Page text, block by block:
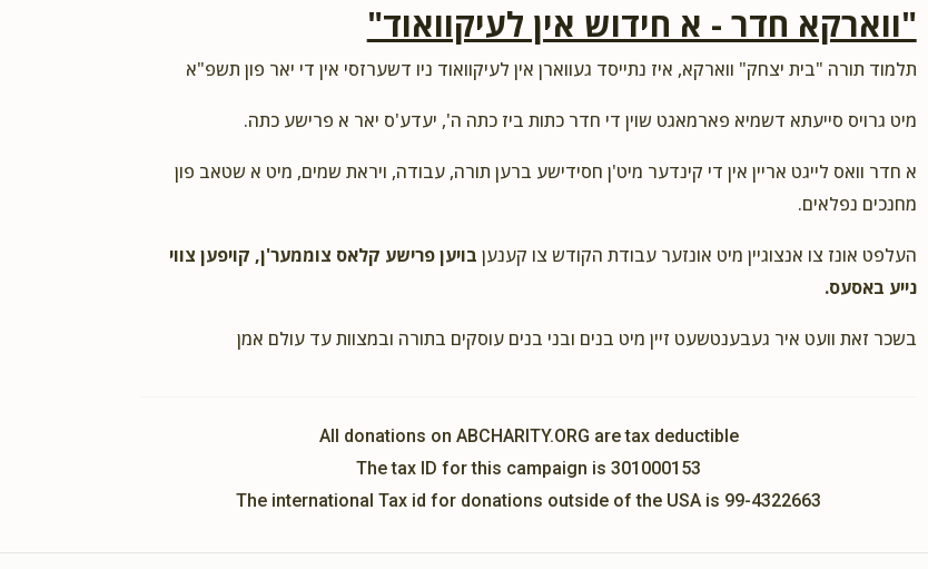
Meir Roseenblaumהרב ר' יוסף בנימין בריסק
$18.00
"ווארקא חדר - א חידוש אין לעיקוואוד"
תלמוד תורה "בית יצחק" ווארקא, איז נתייסד געווארן אין לעיקוואוד ניו דשערזסי אין די יאר פון תשפ"א
מיט גרויס סייעתא דשמיא פארמאגט שוין די חדר כתות ביז כתה ה', יעדע'ס יאר א פרישע כתה.
א חדר וואס לייגט אריין אין די קינדער מיט'ן חסידישע ברען תורה, עבודה, ויראת שמים, מיט א שטאב פון
מחנכים נפלאים.
העלפט אונז צו אנצוגיין מיט אונזער עבודת הקודש צו קענען בויען פרישע קלאס צוממער'ן, קויפען צווי
נייע באסעס.
בשכר זאת וועט איר געבענטשעט זיין מיט בנים ובני בנים עוסקים בתורה ובמצוות עד עולם אמן
All donations on ABCHARITY.ORG are tax deductible
The tax ID for this campaign is 301000153
The international Tax id for donations outside of the USA is 99-4322663